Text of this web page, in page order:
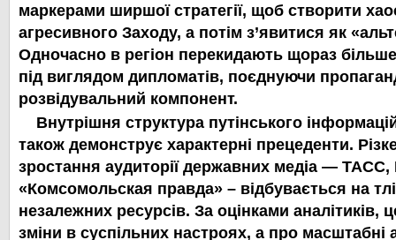
маркерами ширшої стратегії, щоб створити
агресивного Заходу, а потім з’явитися як
Одночасно в регіон перекидають щораз більше
під виглядом дипломатів, поєднуючи
розвідувальний компонент.
Внутрішня структура путінського
також демонструє характерні прецеденти.
зростання аудиторії державних медіа — ТАСС,
«Комсомольская правда» – відбувається на
незалежних ресурсів. За оцінками аналітиків,
зміни в суспільних настроях, а про масштабні